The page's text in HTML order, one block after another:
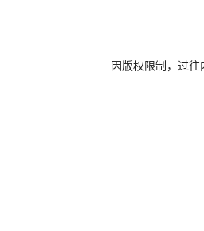
因版权限制，过